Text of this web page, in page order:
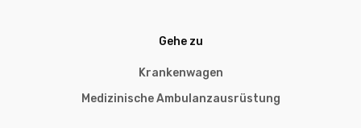
Gehe zu
Krankenwagen
Medizinische Ambulanzausrüstung